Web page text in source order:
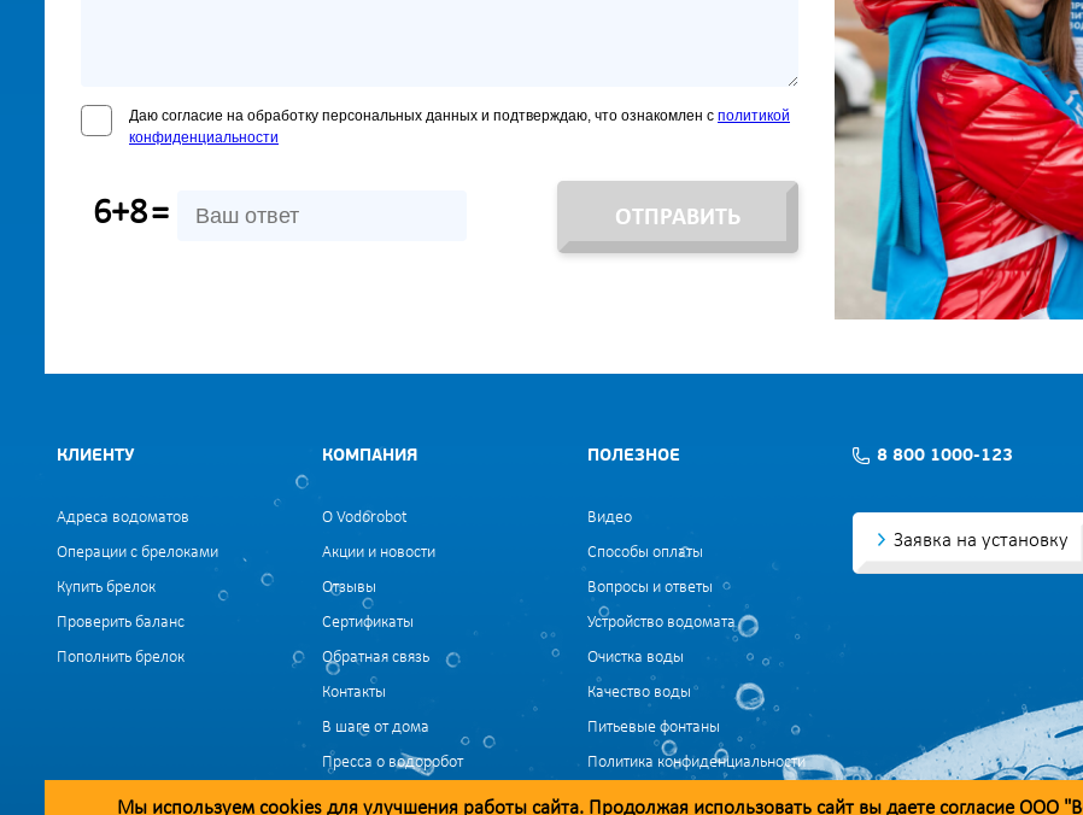
Даю согласие на обработку персональных данных и подтверждаю, что ознакомлен с политикой
конфиденциальности
6+8= ОТПРАВИТЬ
КЛИЕНТУ
Адреса водоматов
Операции с брелоками
Купить брелок
Проверить баланс
Пополнить брелок
КОМПАНИЯ
О Vodorobot
Акции и новости
Отзывы
Сертификаты
Обратная связь
Контакты
В шаге от дома
Пресса о водоробот
ПОЛЕЗНОЕ
Видео
Способы оплаты
Вопросы и ответы
Устройство водомата
Очистка воды
Качество воды
Питьевые фонтаны
Политика конфиденциальности
Согласие на обработку данных
8 800 1000-123
Заявка на установку
Мы используем cookies для улучшения работы сайта. Продолжая использовать сайт вы даете согласие ООО